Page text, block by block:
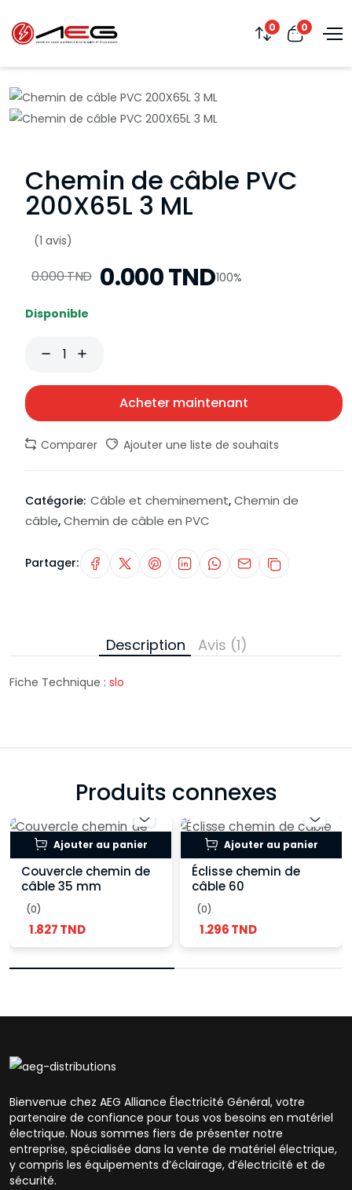
0 0
Chemin de câble PVC
200X65L 3 ML
(1 avis)
0.000 TND 0.000 TND100%
Disponible
Acheter maintenant
Comparer Ajouter une liste de souhaits
Catégorie: Câble et cheminement, Chemin de
câble, Chemin de câble en PVC
Partager:
Description Avis (1)
Fiche Technique : slo
Produits connexes
Ajouter au panier
Couvercle chemin de
câble 35 mm
(0)
1.827 TND
Ajouter au panier
Éclisse chemin de
câble 60
(0)
1.296 TND
Bienvenue chez AEG Alliance Électricité Général, votre
partenaire de confiance pour tous vos besoins en matériel
électrique. Nous sommes fiers de présenter notre
entreprise, spécialisée dans la vente de matériel électrique,
y compris les équipements d’éclairage, d’électricité et de
sécurité.